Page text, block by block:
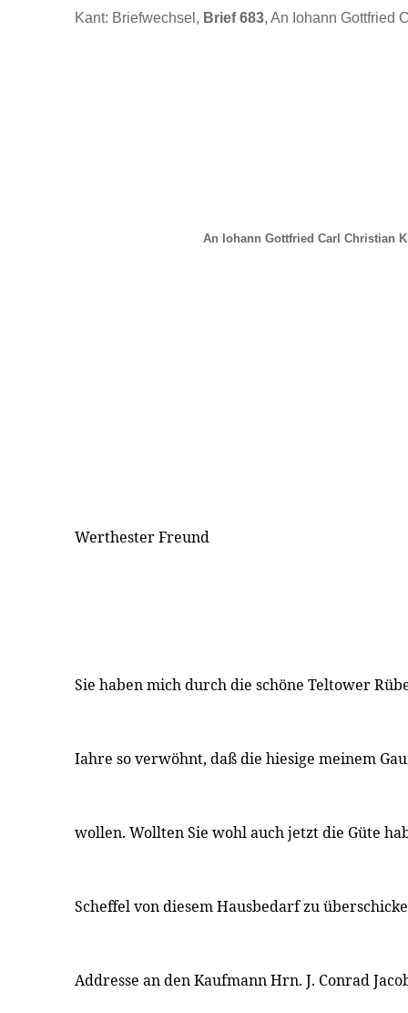
Kant: Briefwechsel, Brief 683, An Iohann Gottfried
An Iohann Gottfried Carl Christian
Werthester Freund
Sie haben mich durch die schöne Teltower
Iahre so verwöhnt, daß die hiesige meinem
wollen. Wollten Sie wohl auch jetzt die Güte
Scheffel von diesem Hausbedarf zu
Addresse an den Kaufmann Hrn. J. Conrad